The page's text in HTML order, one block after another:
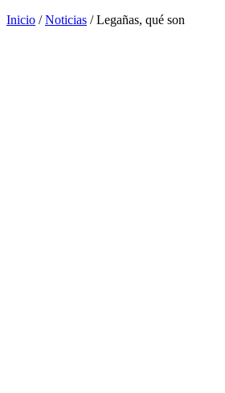
Inicio /Noticias /Legañas, qué son